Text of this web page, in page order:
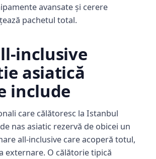
avansate și cerere
pachetul total.
inclusive
asiatică
include
care călătoresc la Istanbul
nas asiatic rezervă de obicei un
all-inclusive care acoperă totul,
externare. O călătorie tipică